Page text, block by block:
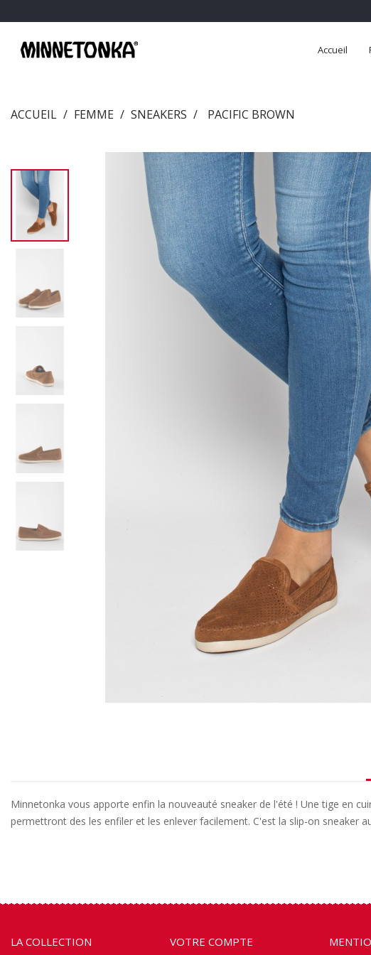
Accueil
ACCUEIL FEMME SNEAKERS PACIFIC BROWN
Minnetonka vous apporte enfin la nouveauté sneaker de l'été ! Une tige en
permettront des les enfiler et les enlever facilement. C'est la slip-on sneaker
LA COLLECTION VOTRE COMPTE